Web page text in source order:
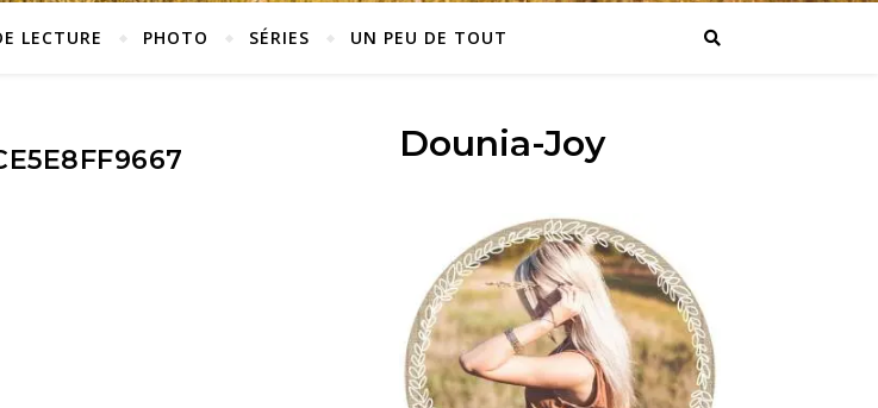
LECTURE PHOTO SÉRIES UN PEU DE TOUT
Dounia-Joy